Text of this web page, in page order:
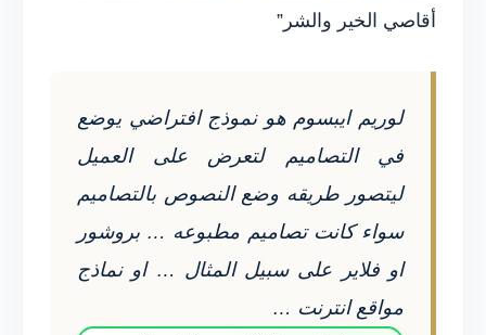
أقاصي الخير والشر”
لوريم ايبسوم هو نموذج افتراضي يوضع
في التصاميم لتعرض على العميل
ليتصور طريقه وضع النصوص بالتصاميم
سواء كانت تصاميم مطبوعه … بروشور
او فلاير على سبيل المثال … او نماذج
مواقع انترنت …